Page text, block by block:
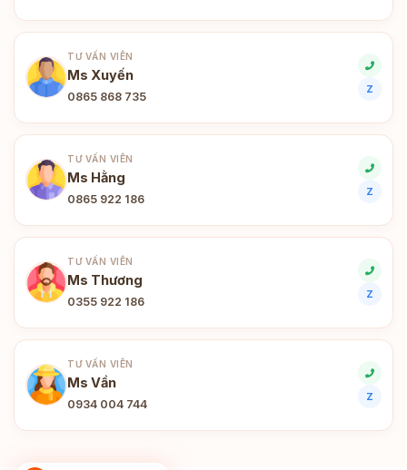
TƯ VẤN VIÊN
Ms Xuyến
0865 868 735
Z
TƯ VẤN VIÊN
Ms Hằng
0865 922 186
Z
TƯ VẤN VIÊN
Ms Thương
0355 922 186
Z
TƯ VẤN VIÊN
Ms Vần
0934 004 744
Z